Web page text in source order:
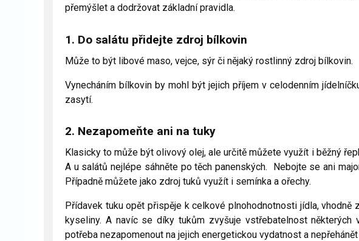
přemýšlet a dodržovat základní pravidla.
1. Do salátu přidejte zdroj bílkovin
Může to být libové maso, vejce, sýr či nějaký rostlinný zdroj bílkovin.
Vynecháním bílkovin by mohl být jejich příjem v celodenním
zasytí.
2. Nezapomeňte ani na tuky
Klasicky to může být olivový olej, ale určitě můžete využít i běžný
A u salátů nejlépe sáhněte po těch panenských. Nebojte se ani
Případně můžete jako zdroj tuků využít i semínka a ořechy.
Přídavek tuku opět přispěje k celkové plnohodnotnosti jídla,
kyseliny. A navíc se díky tukům zvyšuje vstřebatelnost některých
potřeba nezapomenout na jejich energetickou vydatnost a